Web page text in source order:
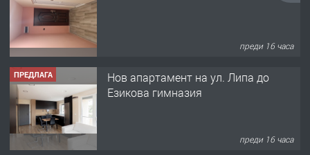
преди 16 часа
ПРЕДЛАГА
Нов апартамент на ул. Липа до
Езикова гимназия
преди 16 часа